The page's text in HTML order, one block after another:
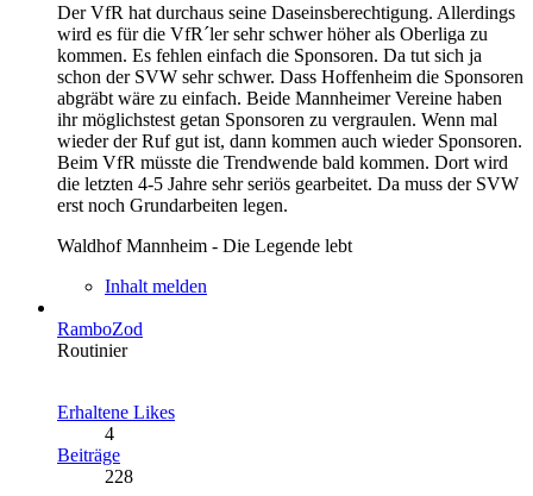
Der VfR hat durchaus seine Daseinsberechtigung. Allerdings
wird es für die VfR´ler sehr schwer höher als Oberliga zu
kommen. Es fehlen einfach die Sponsoren. Da tut sich ja
schon der SVW sehr schwer. Dass Hoffenheim die Sponsoren
abgräbt wäre zu einfach. Beide Mannheimer Vereine haben
ihr möglichstest getan Sponsoren zu vergraulen. Wenn mal
wieder der Ruf gut ist, dann kommen auch wieder Sponsoren.
Beim VfR müsste die Trendwende bald kommen. Dort wird
die letzten 4-5 Jahre sehr seriös gearbeitet. Da muss der SVW
erst noch Grundarbeiten legen.
Waldhof Mannheim - Die Legende lebt
Inhalt melden
RamboZod
Routinier
Erhaltene Likes
4
Beiträge
228